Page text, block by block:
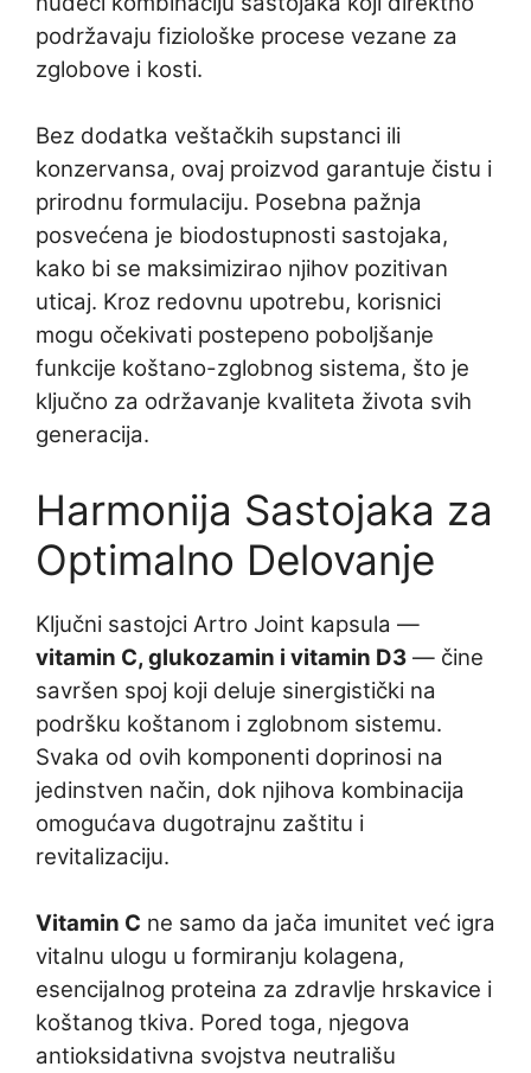
podržavaju fiziološke procese vezane za
zglobove i kosti.
Bez dodatka veštačkih supstanci ili
konzervansa, ovaj proizvod garantuje čistu i
prirodnu formulaciju. Posebna pažnja
posvećena je biodostupnosti sastojaka,
kako bi se maksimizirao njihov pozitivan
uticaj. Kroz redovnu upotrebu, korisnici
mogu očekivati postepeno poboljšanje
funkcije koštano-zglobnog sistema, što je
ključno za održavanje kvaliteta života svih
generacija.
Harmonija Sastojaka za
Optimalno Delovanje
Ključni sastojci Artro Joint kapsula —
vitamin C, glukozamin i vitamin D3 — čine
savršen spoj koji deluje sinergistički na
podršku koštanom i zglobnom sistemu.
Svaka od ovih komponenti doprinosi na
jedinstven način, dok njihova kombinacija
omogućava dugotrajnu zaštitu i
revitalizaciju.
Vitamin C ne samo da jača imunitet već igra
vitalnu ulogu u formiranju kolagena,
esencijalnog proteina za zdravlje hrskavice i
koštanog tkiva. Pored toga, njegova
antioksidativna svojstva neutrališu